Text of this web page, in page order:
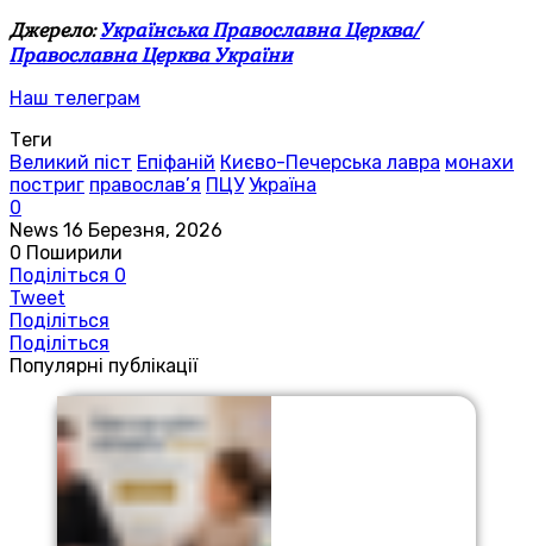
Джерело:Українська Православна Церква/
Православна Церква України
Наш телеграм
Теги
Великий піст Епіфаній Києво-Печерська лавра монахи
постриг православ’я ПЦУ Україна
0
News 16 Березня, 2026
0 Поширили
Поділіться 0
Tweet
Поділіться
Поділіться
Популярні публікації